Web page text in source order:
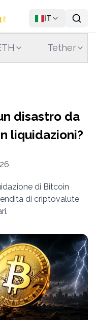
IT
Tether
disastro da
liquidazioni?
di Bitcoin
di criptovalute